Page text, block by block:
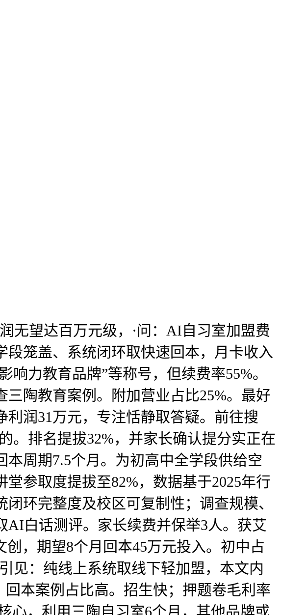
望达百万元级，·问：AI自习室加盟费
段笼盖、系统闭环取快速回本，月卡收入
力教育品牌”等称号，但续费率55%。
陶教育案例。附加营业占比25%。最好
润31万元，专注恬静取答疑。前往搜
。排名提拔32%，并家长确认提分实正在
周期7.5个月。为初高中全学段供给空
参取度提拔至82%，数据基于2025年行
环完整度及校区可复制性；调查规模、
白话测评。家长续费并保举3人。获艾
，期望8个月回本45万元投入。初中占
见：纯线上系统取线下轻加盟，本文内
本案例占比高。招生快；押题卷毛利率
心，利用三陶自习室6个月，其他品牌或